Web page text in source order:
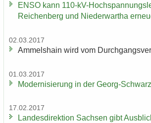
ENSO kann 110-​kV-
Rei­chen­berg und Nie­der­wartha
02.03.2017
Am­mels­hain wird vom
01.03.2017
Mo­der­ni­sie­rung in der Georg-​
17.02.2017
Lan­des­di­rek­ti­on Sach­sen gibt